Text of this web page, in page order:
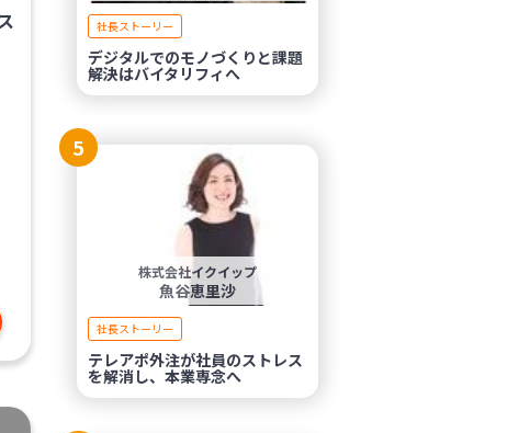
社長ストーリー
デジタルでのモノづくりと課題
解決はバイタリフィへ
5
株式会社イクイップ
魚谷恵里沙
社長ストーリー
テレアポ外注が社員のストレス
を解消し、本業専念へ